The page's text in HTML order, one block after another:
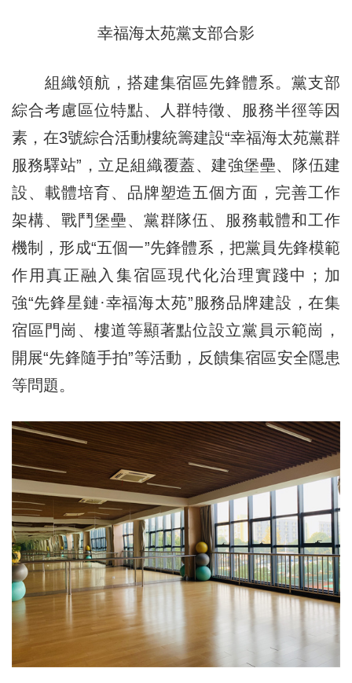
幸福海太苑黨支部合影
組織領航，搭建集宿區先鋒體系。黨支部
綜合考慮區位特點、人群特徵、服務半徑等因
素，在3號綜合活動樓統籌建設“幸福海太苑黨群
服務驛站”，立足組織覆蓋、建強堡壘、隊伍建
設、載體培育、品牌塑造五個方面，完善工作
架構、戰鬥堡壘、黨群隊伍、服務載體和工作
機制，形成“五個一”先鋒體系，把黨員先鋒模範
作用真正融入集宿區現代化治理實踐中；加
強“先鋒星鏈·幸福海太苑”服務品牌建設，在集
宿區門崗、樓道等顯著點位設立黨員示範崗，
開展“先鋒隨手拍”等活動，反饋集宿區安全隱患
等問題。